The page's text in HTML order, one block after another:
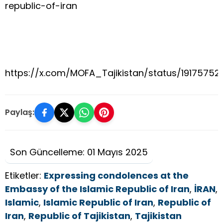
republic-of-iran
https://x.com/MOFA_Tajikistan/status/
Paylaş:
Son Güncelleme: 01 Mayıs 2025
Etiketler: Expressing condolences at the
Embassy of the Islamic Republic of Iran, İRAN,
Islamic, Islamic Republic of Iran, Republic of
Iran, Republic of Tajikistan, Tajikistan